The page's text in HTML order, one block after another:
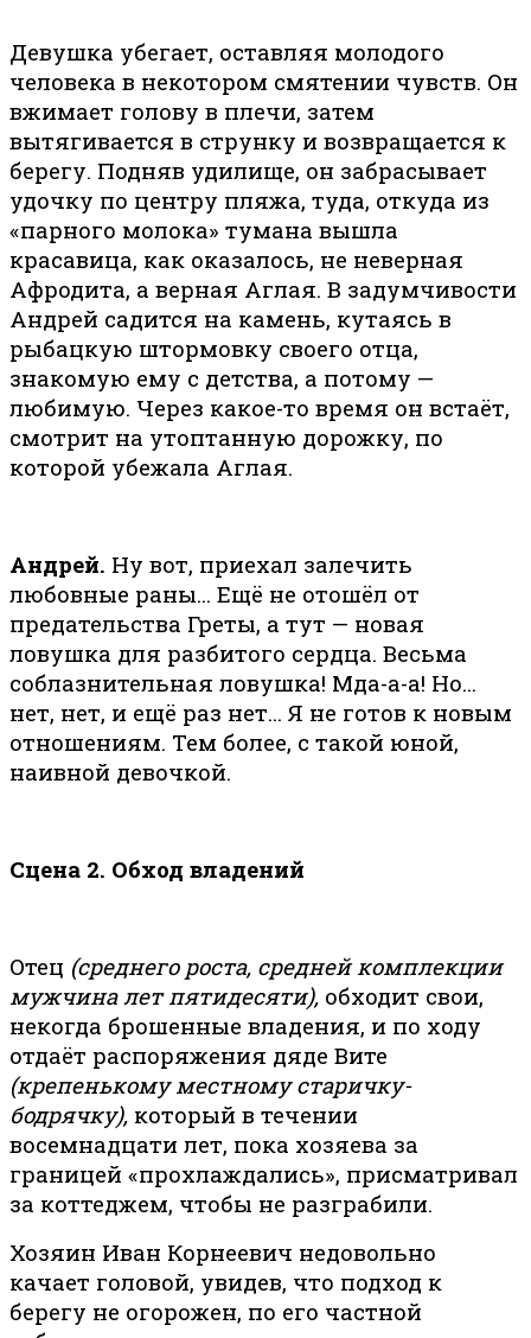
Девушка убегает, оставляя молодого
человека в некотором смятении чувств. Он
вжимает голову в плечи, затем
вытягивается в струнку и возвращается к
берегу. Подняв удилище, он забрасывает
удочку по центру пляжа, туда, откуда из
«парного молока» тумана вышла
красавица, как оказалось, не неверная
Афродита, а верная Аглая. В задумчивости
Андрей садится на камень, кутаясь в
рыбацкую штормовку своего отца,
знакомую ему с детства, а потому —
любимую. Через какое-то время он встаёт,
смотрит на утоптанную дорожку, по
которой убежала Аглая.
Андрей. Ну вот, приехал залечить
любовные раны… Ещё не отошёл от
предательства Греты, а тут — новая
ловушка для разбитого сердца. Весьма
соблазнительная ловушка! Мда-а-а! Но…
нет, нет, и ещё раз нет… Я не готов к новым
отношениям. Тем более, с такой юной,
наивной девочкой.
Сцена 2. Обход владений
Отец (среднего роста, средней комплекции
мужчина лет пятидесяти), обходит свои,
некогда брошенные владения, и по ходу
отдаёт распоряжения дяде Вите
(крепенькому местному старичку-
бодрячку), который в течении
восемнадцати лет, пока хозяева за
границей «прохлаждались», присматривал
за коттеджем, чтобы не разграбили.
Хозяин Иван Корнеевич недовольно
качает головой, увидев, что подход к
берегу не огорожен, по его частной